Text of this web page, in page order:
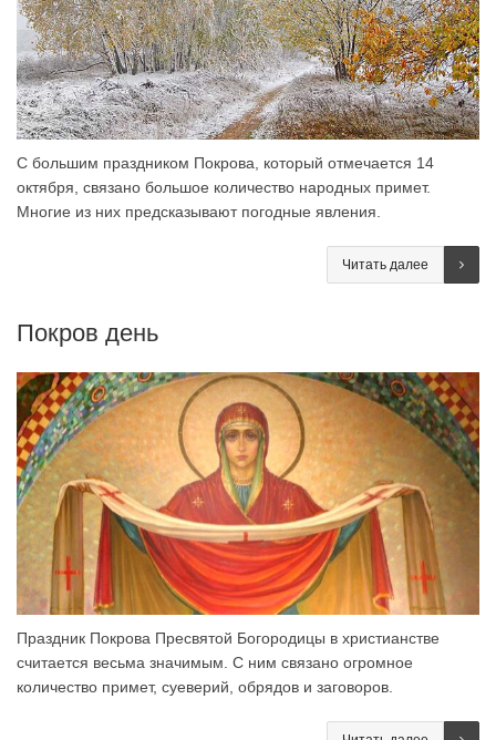
С большим праздником Покрова, который отмечается 14
октября, связано большое количество народных примет.
Многие из них предсказывают погодные явления.
Читать далее
Покров день
Праздник Покрова Пресвятой Богородицы в христианстве
считается весьма значимым. С ним связано огромное
количество примет, суеверий, обрядов и заговоров.